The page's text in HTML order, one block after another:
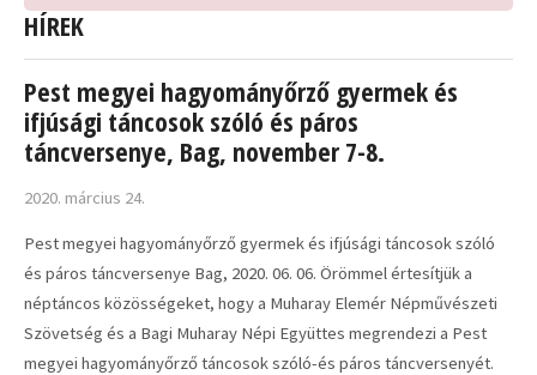
HÍREK
Pest megyei hagyományőrző gyermek és
ifjúsági táncosok szóló és páros
táncversenye, Bag, november 7-8.
2020. március 24.
Pest megyei hagyományőrző gyermek és ifjúsági táncosok szóló
és páros táncversenye Bag, 2020. 06. 06. Örömmel értesítjük a
néptáncos közösségeket, hogy a Muharay Elemér Népművészeti
Szövetség és a Bagi Muharay Népi Együttes megrendezi a Pest
megyei hagyományőrző táncosok szóló-és páros táncversenyét.